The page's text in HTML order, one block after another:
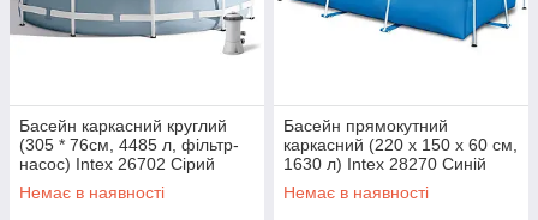
Басейн каркасний круглий
(305 * 76см, 4485 л, фільтр-
насос) Intex 26702 Сірий
Немає в наявності
Басейн прямокутний
каркасний (220 x 150 x 60 см,
1630 л) Intex 28270 Синій
Немає в наявності